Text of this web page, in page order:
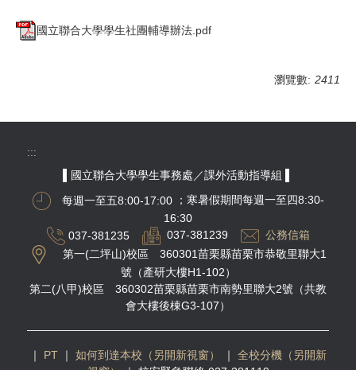
國立聯合大學學生社團輔導辦法.pdf
瀏覽數: 2411
:::
▌國立聯合大學學生事務處／課外活動指導組 ▌
每週一至五8:00-17:00
；寒暑假期間每週一至四8:30-
16:30
037-381235
037-381239
公務信箱
第一(二坪山)校區 360301苗栗縣苗栗市恭敬里聯大1
號（產研大樓H1-102）
第二(八甲)校區 360302苗栗縣苗栗市南勢里聯大2號（共教
會大樓後棟G3-107）
｜ PT ｜ 如何到達本校（另開新視窗） ｜ 全校分機（另開新